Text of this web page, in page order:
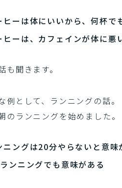
ヒーは体にいいから、何杯で
ヒーは、カフェインが体に悪
も聞きます。
例として、ランニングの話。
のランニングを始めました。
ニングは20分やらないと意味
ンニングでも意味がある